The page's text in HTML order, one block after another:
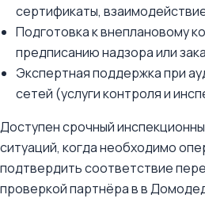
сертификаты,
Подготовка к внеплановому
предписанию надзора или
Экспертная поддержка при
сетей (услуги контроля и
Доступен срочный
ситуаций, когда необходимо
подтвердить соответствие
проверкой партнёра в в